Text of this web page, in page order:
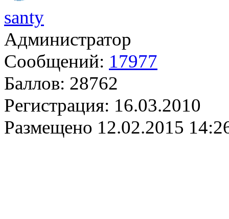
santy
Администратор
Сообщений: 17977
Баллов: 28762
Регистрация: 16.03.2010
Размещено 12.02.2015